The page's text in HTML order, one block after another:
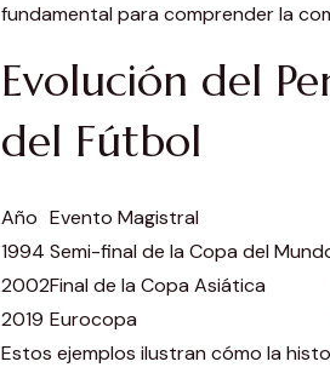
fundamental para comprender la
Evolución del
del Fútbol
Año Evento Magistral
1994 Semi-final de la Copa del
2002Final de la Copa Asiática
2019 Eurocopa
Estos ejemplos ilustran cómo la